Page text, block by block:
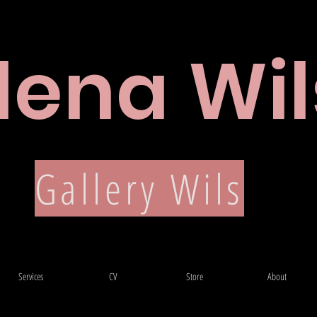
Gallery Wils
Services CV Store About
CV